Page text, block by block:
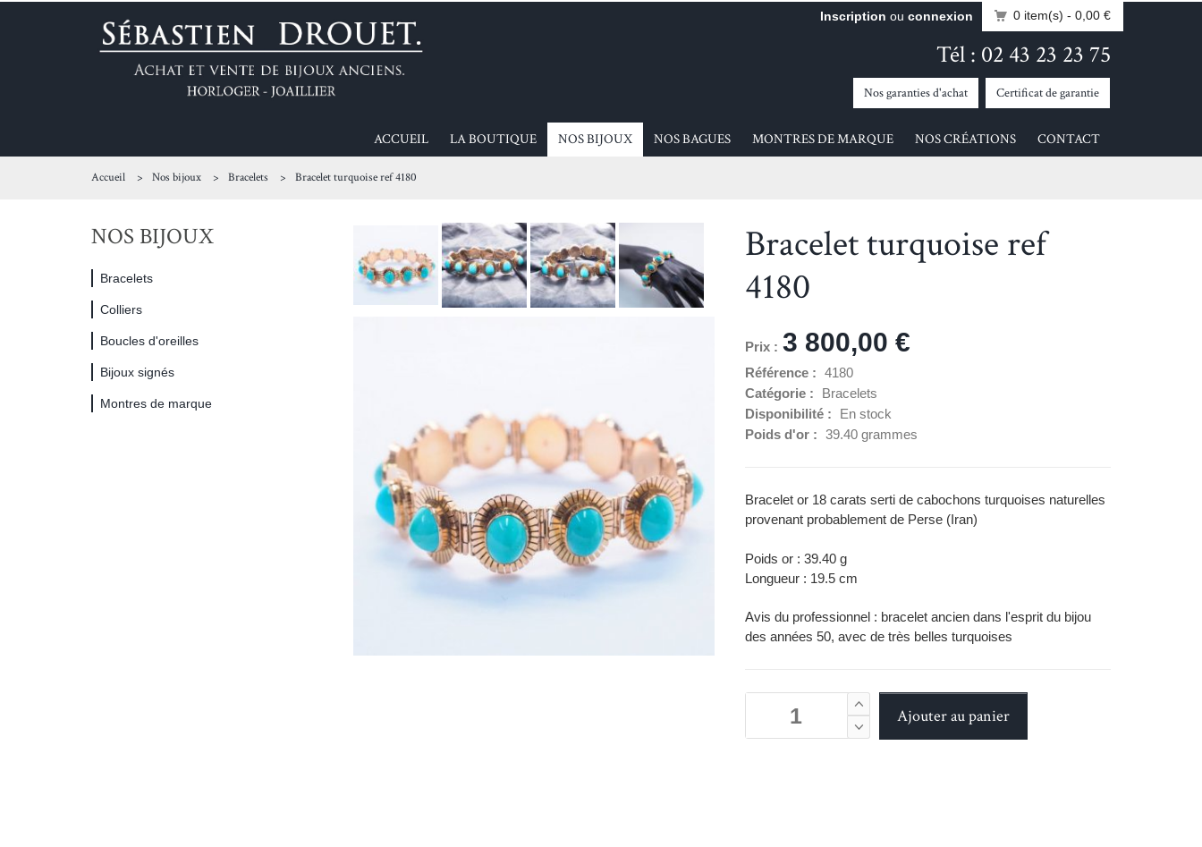
0 item(s) - 0,00 €
Inscription ou connexion
Tél : 02 43 23 23 75
Nos garanties d'achat Certificat de garantie
ACCUEIL LA BOUTIQUE NOS BIJOUX NOS BAGUES MONTRES DE MARQUE NOS CRÉATIONS CONTACT
Accueil Nos bijoux Bracelets Bracelet turquoise ref 4180
NOS BIJOUX
Bracelets
Colliers
Boucles d'oreilles
Bijoux signés
Montres de marque
Bracelet turquoise ref
4180
Prix : 3 800,00 €
Référence :
4180
Catégorie :
Bracelets
Disponibilité :
En stock
Poids d'or :
39.40 grammes
Bracelet or 18 carats serti de cabochons turquoises naturelles
provenant probablement de Perse (Iran)
Poids or : 39.40 g
Longueur : 19.5 cm
Avis du professionnel : bracelet ancien dans l'esprit du bijou
des années 50, avec de très belles turquoises